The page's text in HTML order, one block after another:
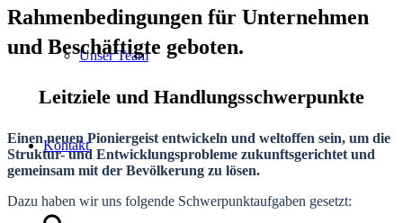
Unser Team
Kontakt
Rahmenbedingungen für Unternehmen
und Beschäftigte geboten.
Leitziele und Handlungsschwerpunkte
Einen neuen Pioniergeist entwickeln und weltoffen sein, um die
Struktur- und Entwicklungsprobleme zukunftsgerichtet und
gemeinsam mit der Bevölkerung zu lösen.
Dazu haben wir uns folgende Schwerpunktaufgaben gesetzt: